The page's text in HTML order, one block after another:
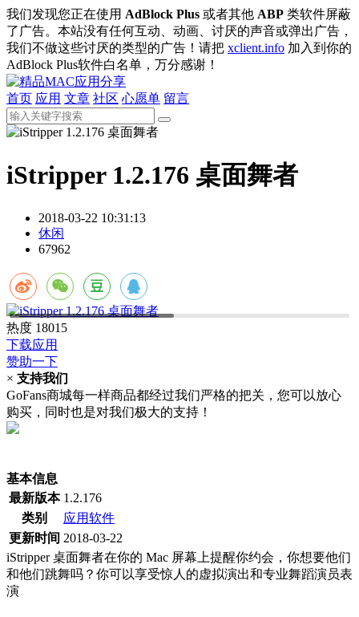
我们发现您正在使用 AdBlock Plus 或者其他 ABP 类软件屏蔽
了广告。本站没有任何互动、动画、讨厌的声音或弹出广告，
我们不做这些讨厌的类型的广告！请把 xclient.info 加入到你的
AdBlock Plus软件白名单，万分感谢！
首页 应用 文章 社区 心愿单 留言
iStripper 1.2.176 桌面舞者
2018-03-22 10:31:13
休闲
67962
热度 18015
下载应用
赞助一下
× 支持我们
GoFans商城每一样商品都经过我们严格的把关，您可以放心
购买，同时也是对我们极大的支持！
基本信息
最新版本 1.2.176
类别
应用软件
更新时间 2018-03-22
iStripper 桌面舞者在你的 Mac 屏幕上提醒你约会，你想要他们
和他们跳舞吗？你可以享受惊人的虚拟演出和专业舞蹈演员表
演